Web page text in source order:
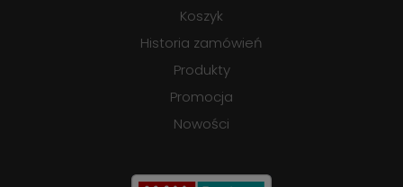
Koszyk
Historia zamówień
Produkty
Promocja
Nowości